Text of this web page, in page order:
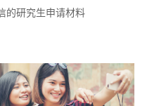
的研究生申请材料